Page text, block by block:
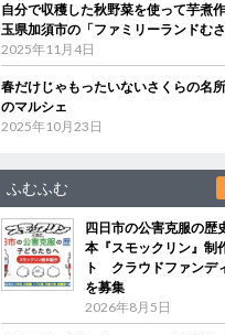
自分で収穫した秋野菜を使って芋煮
玉県加須市の「ファミリーランドむさ
2025年11月4日
春だけじゃもったいないさくらの名
のマルシェ
2025年10月23日
ふむふむ
四日市の公害克服の歴
本『スモックリン』制
ト クラウドファンデ
を募集
2026年8月5日